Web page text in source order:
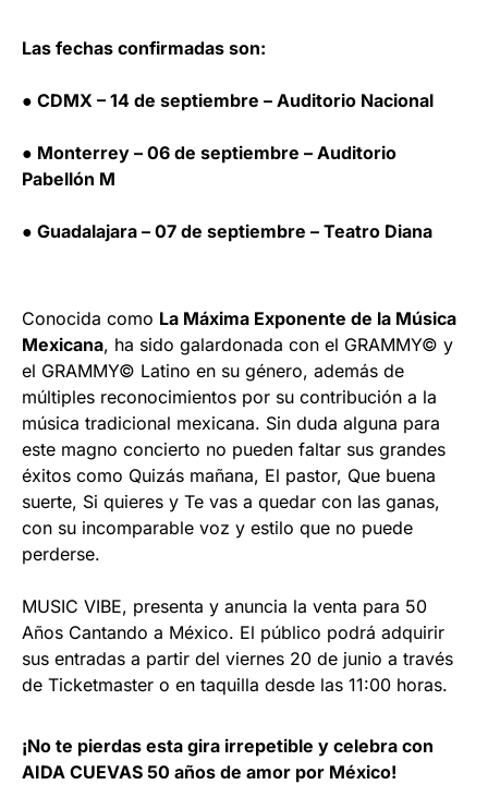
Las fechas confirmadas son:
● CDMX – 14 de septiembre – Auditorio Nacional
● Monterrey – 06 de septiembre – Auditorio
Pabellón M
● Guadalajara – 07 de septiembre – Teatro Diana
Conocida como La Máxima Exponente de la Música
Mexicana, ha sido galardonada con el GRAMMY© y
el GRAMMY© Latino en su género, además de
múltiples reconocimientos por su contribución a la
música tradicional mexicana. Sin duda alguna para
este magno concierto no pueden faltar sus grandes
éxitos como Quizás mañana, El pastor, Que buena
suerte, Si quieres y Te vas a quedar con las ganas,
con su incomparable voz y estilo que no puede
perderse.
MUSIC VIBE, presenta y anuncia la venta para 50
Años Cantando a México. El público podrá adquirir
sus entradas a partir del viernes 20 de junio a través
de Ticketmaster o en taquilla desde las 11:00 horas.
¡No te pierdas esta gira irrepetible y celebra con
AIDA CUEVAS 50 años de amor por México!